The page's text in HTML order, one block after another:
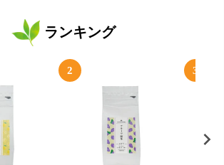
ランキング
2 3